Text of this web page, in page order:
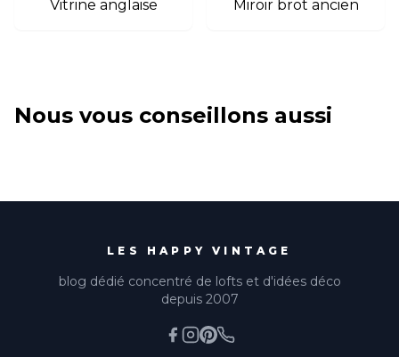
Vitrine anglaise Miroir brot ancien
Nous vous conseillons aussi
LES HAPPY VINTAGE
blog dédié concentré de lofts et d'idées déco
depuis 2007